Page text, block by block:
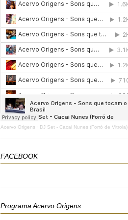
Acervo Origens · DJ Set - Cacai Nunes (Forró de Vitrola)
FACEBOOK
Programa Acervo Origens